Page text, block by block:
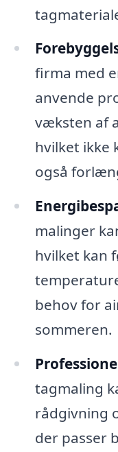
firma med
anvende
væksten af
hvilket ikke
også
malinger
hvilket kan
behov for
sommeren.
tagmaling
rådgivning
der passer